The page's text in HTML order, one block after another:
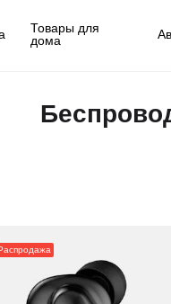
Товары для
дома